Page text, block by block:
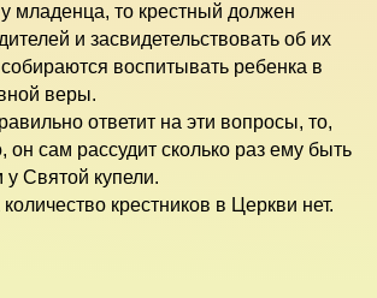
младенца, то крестный должен
и засвидетельствовать об их
воспитывать ребенка в
веры.
ответит на эти вопросы, то,
он сам рассудит сколько раз ему быть
Святой купели.
крестников в Церкви нет.